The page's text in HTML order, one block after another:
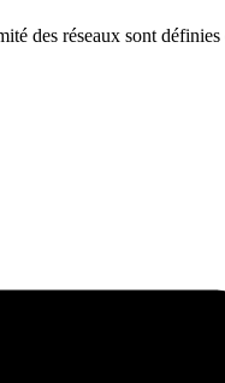
des réseaux sont